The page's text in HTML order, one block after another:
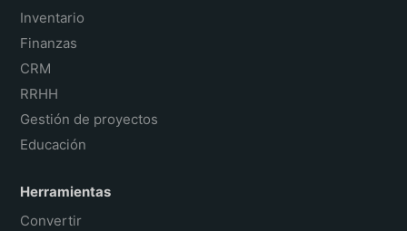
Inventario
Finanzas
CRM
RRHH
Gestión de proyectos
Educación
Herramientas
Convertir